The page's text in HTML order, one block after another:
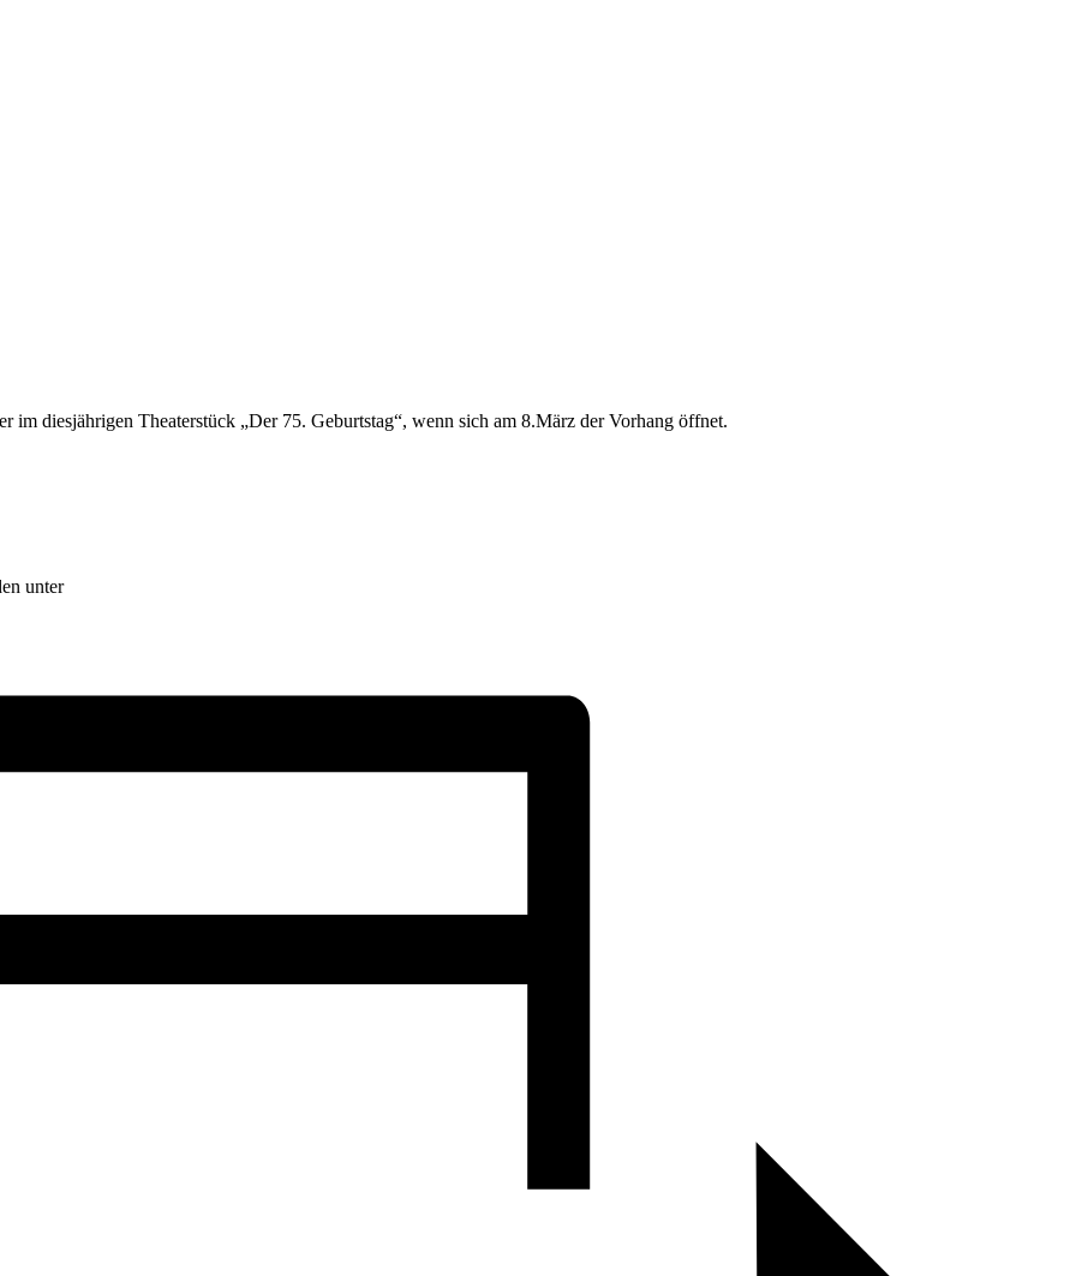
diesjährigen Theaterstück „Der 75. Geburtstag“, wenn sich am 8.März der Vorhang öffnet.
unter